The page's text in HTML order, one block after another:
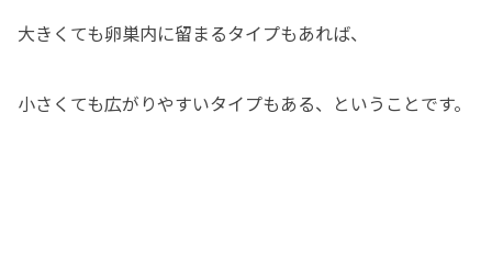
大きくても卵巣内に留まるタイプもあれば、
小さくても広がりやすいタイプもある、ということです。